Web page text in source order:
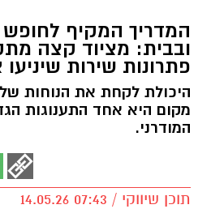
המדריך המקיף
ובבית: מציוד קצה
פתרונות שירות
היכולת לקחת את הנוחות
מקום היא אחד התענוגות
המודרני.
תוכן שיווקי / 07:43 14.05.26